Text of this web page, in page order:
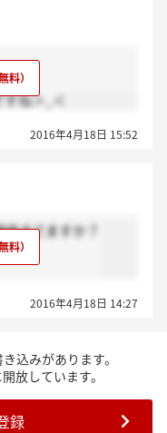
ね＞_＜
2016年4月18日 15:52
きてますか？
2016年4月18日 14:27
込みがあります。
放しています。
録